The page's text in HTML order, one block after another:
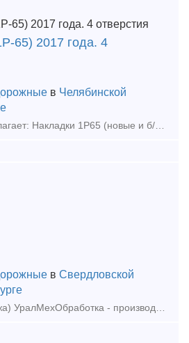
65) 2017 года. 4
в Челябинской
в Свердловской